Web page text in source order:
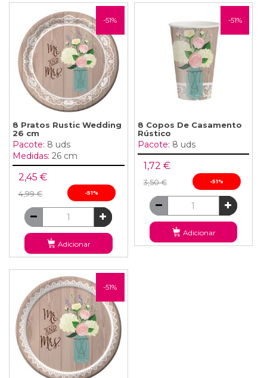
-51%
8 Pratos Rustic Wedding
26 cm
Pacote: 8 uds
Medidas: 26 cm
2,45 €
4,99 € -51%
Adicionar
-51%
8 Copos De Casamento
Rústico
Pacote: 8 uds
1,72 €
3,50 € -51%
Adicionar
-51%